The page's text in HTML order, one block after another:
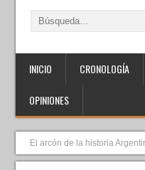
INICIO CRONOLOGÍA
OPINIONES
El arcón de la historia